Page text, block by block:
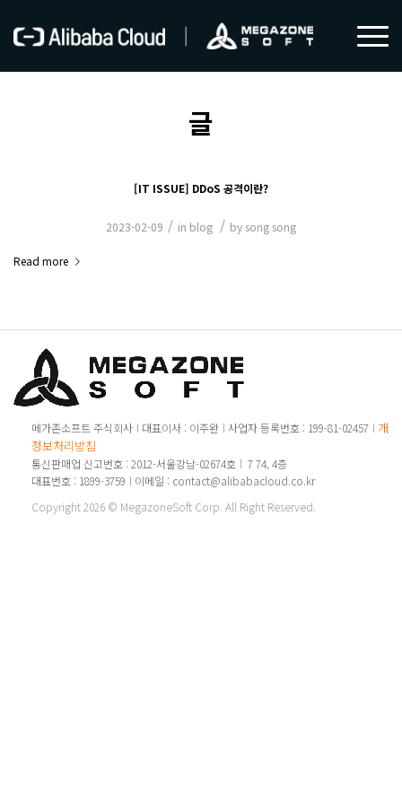
글
[IT ISSUE] DDoS 공격이란?
2023-02-09 / in blog / by song song
Read more
메가존소프트 주식회사 대표이사 : 이주완 사업자 등록번호 : 199-81-02457
개인
정보처리방침
통신판매업 신고번호 : 2012-서울강남-02674호
7 74, 4층
대표번호 : 1899-3759
이메일 : contact@alibabacloud.co.kr
Copyright 2026 © MegazoneSoft Corp. All Right Reserved.